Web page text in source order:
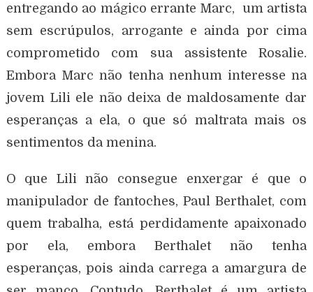
entregando ao mágico errante Marc, um artista
sem escrúpulos, arrogante e ainda por cima
comprometido com sua assistente Rosalie.
Embora Marc não tenha nenhum interesse na
jovem Lili ele não deixa de maldosamente dar
esperanças a ela, o que só maltrata mais os
sentimentos da menina.
O que Lili não consegue enxergar é que o
manipulador de fantoches, Paul Berthalet, com
quem trabalha, está perdidamente apaixonado
por ela, embora Berthalet não tenha
esperanças, pois ainda carrega a amargura de